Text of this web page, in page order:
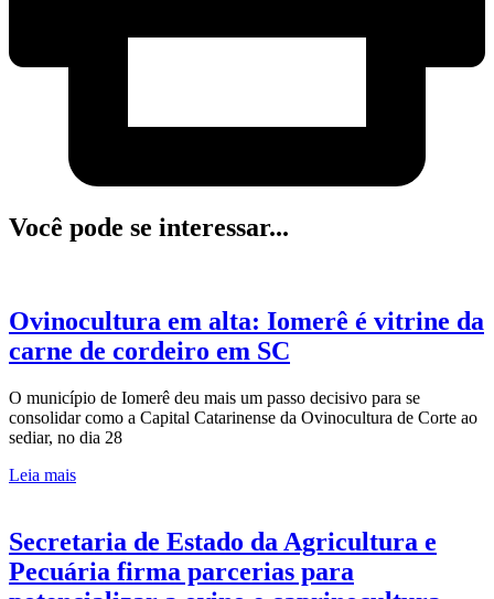
Você pode se interessar...
Ovinocultura em alta: Iomerê é vitrine da
carne de cordeiro em SC
O município de Iomerê deu mais um passo decisivo para se
consolidar como a Capital Catarinense da Ovinocultura de Corte ao
sediar, no dia 28
Leia mais
Secretaria de Estado da Agricultura e
Pecuária firma parcerias para